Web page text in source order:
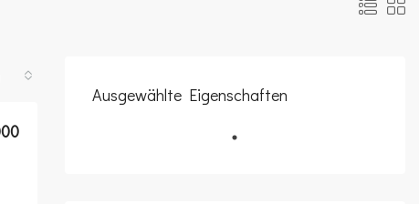
Ausgewählte Eigenschaften